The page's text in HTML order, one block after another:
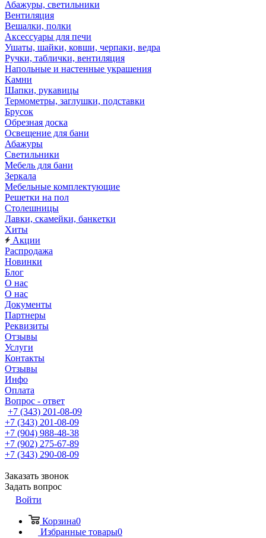
Абажуры, светильники
Вентиляция
Вешалки, полки
Аксессуары для печи
Ушаты, шайки, ковши, черпаки, ведра
Ручки, таблички, вентиляция
Напольные и настенные украшения
Камни
Шапки, рукавицы
Термометры, заглушки, подставки
Брусок
Обрезная доска
Освещение для бани
Абажуры
Светильники
Мебель для бани
Зеркала
Мебельные комплектующие
Решетки на пол
Столешницы
Лавки, скамейки, банкетки
Хиты
Акции
Распродажа
Новинки
Блог
О нас
О нас
Документы
Партнеры
Реквизиты
Отзывы
Услуги
Контакты
Отзывы
Инфо
Оплата
Вопрос - ответ
+7 (343) 201-08-09
+7 (343) 201-08-09
+7 (904) 988-48-38
+7 (902) 275-67-89
+7 (343) 290-08-09
Заказать звонок
Задать вопрос
Войти
Корзина0
Избранные товары0